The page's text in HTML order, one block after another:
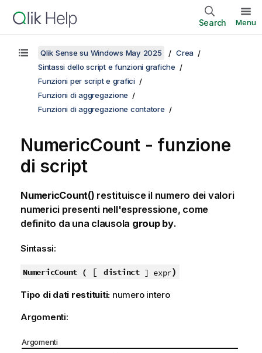
Search Menu
Qlik Sense su Windows May 2025
Crea
Sintassi dello script e funzioni grafiche
Funzioni per script e grafici
Funzioni di aggregazione
Funzioni di aggregazione contatore
NumericCount - funzione
di script
NumericCount() restituisce il numero dei valori
numerici presenti nell'espressione, come
definito da una clausola group by.
Sintassi:
NumericCount ( [ distinct] expr)
Tipo di dati restituiti: numero intero
Argomenti:
Argomenti